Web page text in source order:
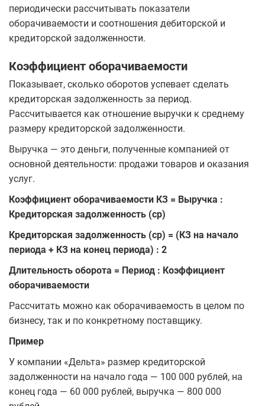
периодически рассчитывать показатели
оборачиваемости и соотношения дебиторской и
кредиторской задолженности.
Коэффициент оборачиваемости
Показывает, сколько оборотов успевает сделать
кредиторская задолженность за период.
Рассчитывается как отношение выручки к среднему
размеру кредиторской задолженности.
Выручка — это деньги, полученные компанией от
основной деятельности: продажи товаров и оказания
услуг.
Коэффициент оборачиваемости КЗ = Выручка :
Кредиторская задолженность (ср)
Кредиторская задолженность (ср) = (КЗ на начало
периода + КЗ на конец периода) : 2
Длительность оборота = Период : Коэффициент
оборачиваемости
Рассчитать можно как оборачиваемость в целом по
бизнесу, так и по конкретному поставщику.
Пример
У компании «Дельта» размер кредиторской
задолженности на начало года — 100 000 рублей, на
конец года — 60 000 рублей, выручка — 800 000